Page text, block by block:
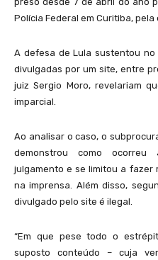
Polícia Federal em Curitiba,
A defesa de Lula sustentou
divulgadas por um site, entre
juiz Sergio Moro, revelariam
imparcial.
Ao analisar o caso, o
demonstrou como ocorreu
julgamento e se limitou a fazer
na imprensa. Além disso,
divulgado pelo site é ilegal.
“Em que pese todo o
suposto conteúdo – cuja